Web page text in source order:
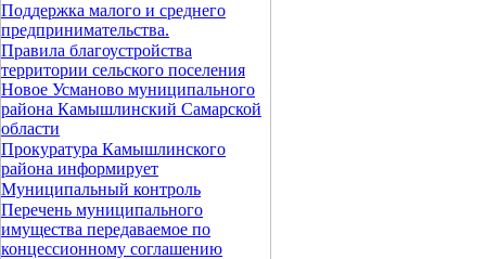
Поддержка малого и среднего
предпринимательства.
Правила благоустройства
территории сельского поселения
Новое Усманово муниципального
района Камышлинский Самарской
области
Прокуратура Камышлинского
района информирует
Муниципальный контроль
Перечень муниципального
имущества передаваемое по
концессионному соглашению